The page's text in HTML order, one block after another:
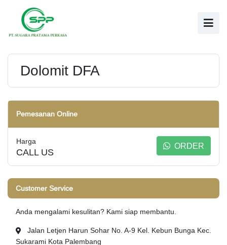
Dolomit DFA
Pemesanan Online
Harga
CALL US
ORDER
Customer Service
Anda mengalami kesulitan? Kami siap membantu.
Jalan Letjen Harun Sohar No. A-9 Kel. Kebun Bunga Kec.
Sukarami Kota Palembang